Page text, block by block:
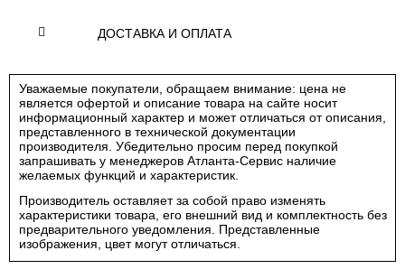
ДОСТАВКА И ОПЛАТА
Уважаемые покупатели, обращаем внимание: цена не
является офертой и описание товара на сайте носит
информационный характер и может отличаться от описания,
представленного в технической документации
производителя. Убедительно просим перед покупкой
запрашивать у менеджеров Атланта-Сервис наличие
желаемых функций и характеристик.
Производитель оставляет за собой право изменять
характеристики товара, его внешний вид и комплектность без
предварительного уведомления. Представленные
изображения, цвет могут отличаться.